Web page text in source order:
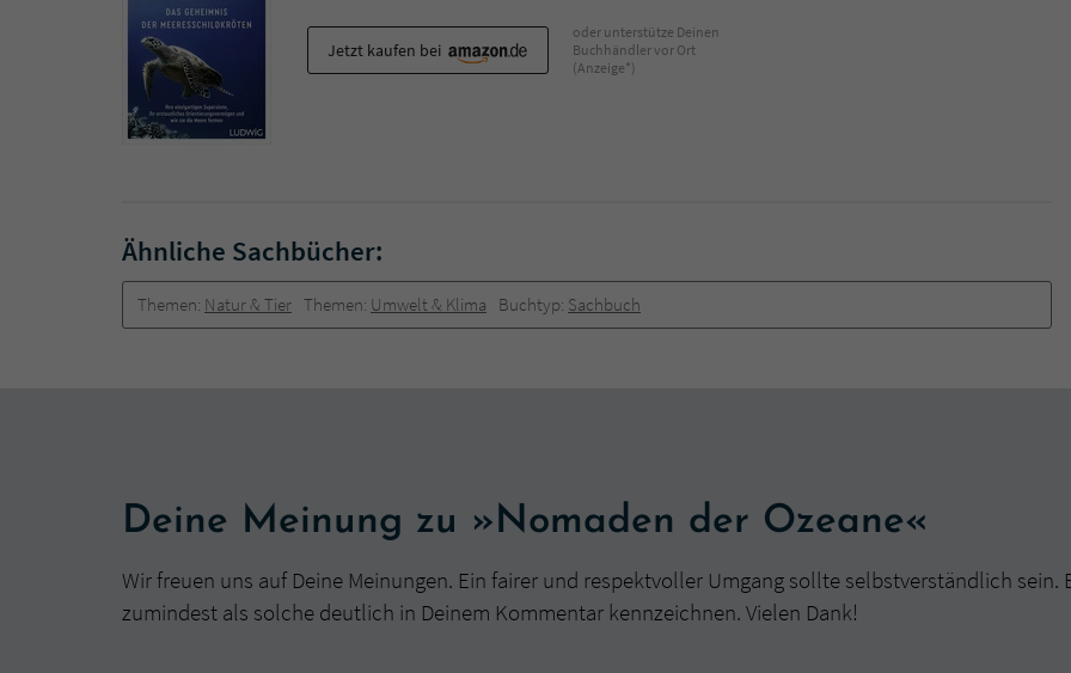
Jetzt kaufen bei
oder unterstütze Deinen
Buchhändler vor Ort
(Anzeige*)
Ähnliche Sachbücher:
Themen: Natur & Tier Themen: Umwelt & Klima Buchtyp: Sachbuch
Deine Meinung zu »Nomaden der Ozeane«
Wir freuen uns auf Deine Meinungen. Ein fairer und respektvoller Umgang sollte selbstverständlich
zumindest als solche deutlich in Deinem Kommentar kennzeichnen. Vielen Dank!
Dieses Cookie gewährleistet die Kommunikation der